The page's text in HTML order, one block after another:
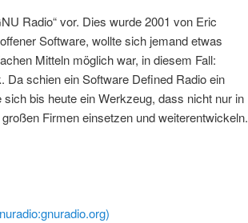
Radio“ vor. Dies wurde 2001 von Eric
Software, wollte sich jemand etwas
Mitteln möglich war, in diesem Fall:
schien ein Software Defined Radio ein
bis heute ein Werkzeug, dass nicht nur in
Firmen einsetzen und weiterentwickeln.